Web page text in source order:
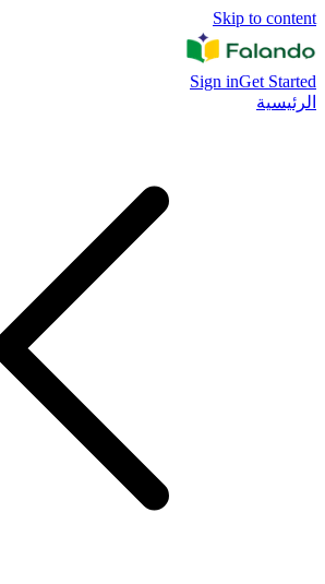
Skip to content
Sign inGet Started
الرئيسية